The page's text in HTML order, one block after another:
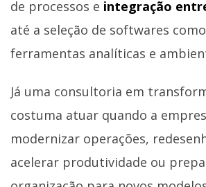
de processos e integração
até a seleção de softwares como
ferramentas analíticas e
Já uma consultoria em
costuma atuar quando a
modernizar operações,
acelerar produtividade ou